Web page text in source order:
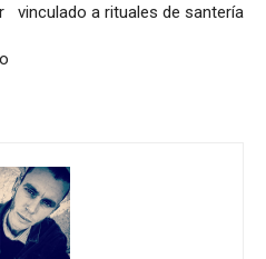
vinculado a rituales de santería